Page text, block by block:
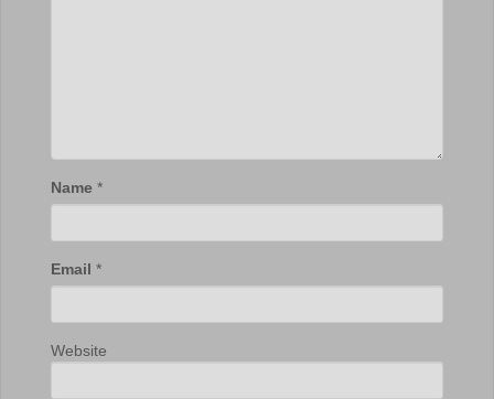
Name *
Email *
Website